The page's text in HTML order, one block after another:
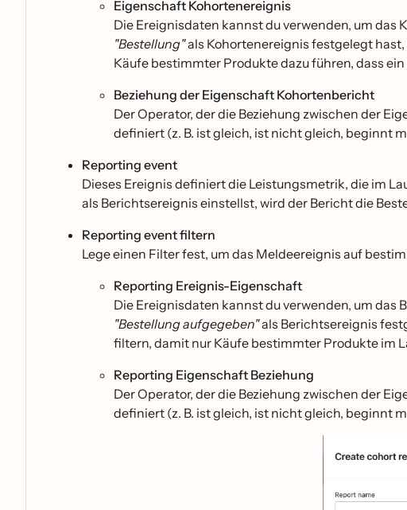
Eigenschaft Kohortenereignis
Die Ereignisdaten kannst du verwenden, um das
"Bestellung"als Kohortenereignis festgelegt
Käufe bestimmter Produkte dazu führen, dass
Beziehung der Eigenschaft Kohortenbericht
Der Operator, der die Beziehung zwischen der
definiert (z. B. ist gleich, ist nicht gleich, beginnt
Reporting event
Dieses Ereignis definiert die Leistungsmetrik, die im
als Berichtsereignis einstellst, wird der Bericht die
Reporting event filtern
Lege einen Filter fest, um das Meldeereignis auf
Reporting Ereignis-Eigenschaft
Die Ereignisdaten kannst du verwenden, um das
"Bestellung aufgegeben"als Berichtsereignis
filtern, damit nur Käufe bestimmter Produkte im
Reporting Eigenschaft Beziehung
Der Operator, der die Beziehung zwischen der
definiert (z. B. ist gleich, ist nicht gleich, beginnt